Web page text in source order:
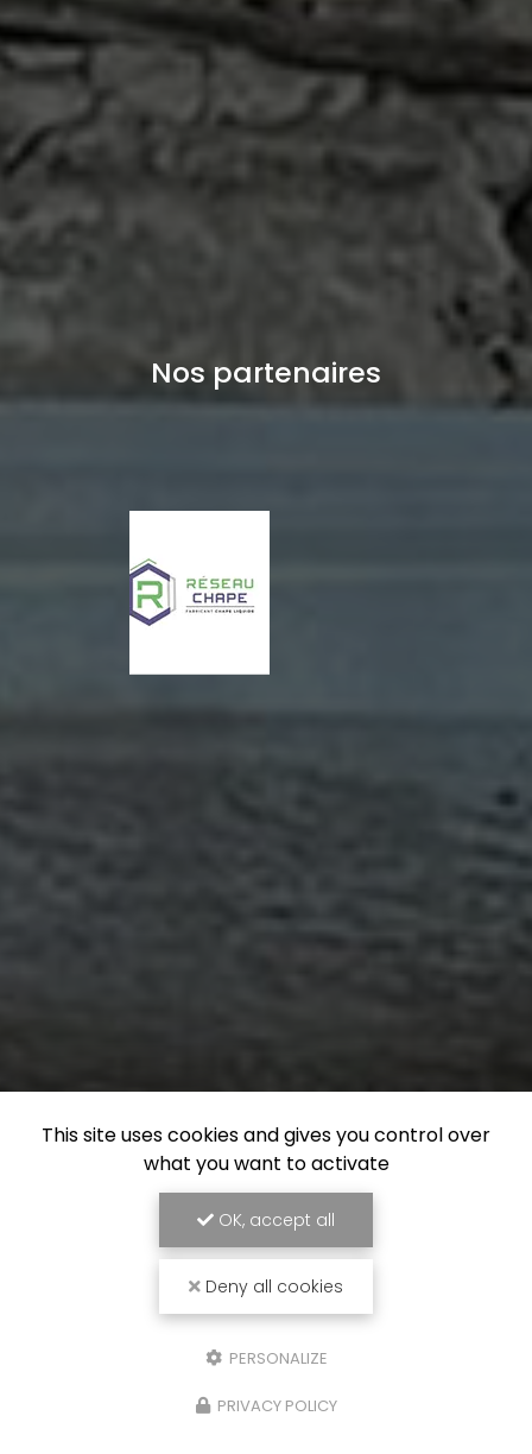
Nos partenaires
This site uses cookies and gives you control over
what you want to activate
OK, accept all
Deny all cookies
PERSONALIZE
PRIVACY POLICY